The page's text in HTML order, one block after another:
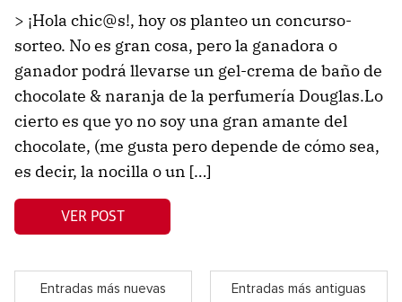
> ¡Hola chic@s!, hoy os planteo un concurso-
sorteo. No es gran cosa, pero la ganadora o
ganador podrá llevarse un gel-crema de baño de
chocolate & naranja de la perfumería Douglas.Lo
cierto es que yo no soy una gran amante del
chocolate, (me gusta pero depende de cómo sea,
es decir, la nocilla o un […]
VER POST
Entradas más nuevas Entradas más antiguas